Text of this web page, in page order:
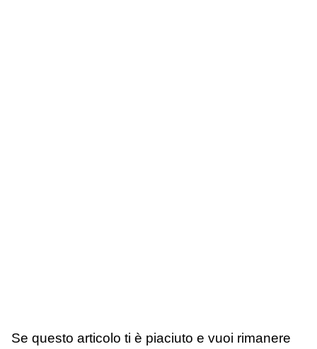
Se questo articolo ti è piaciuto e vuoi rimanere